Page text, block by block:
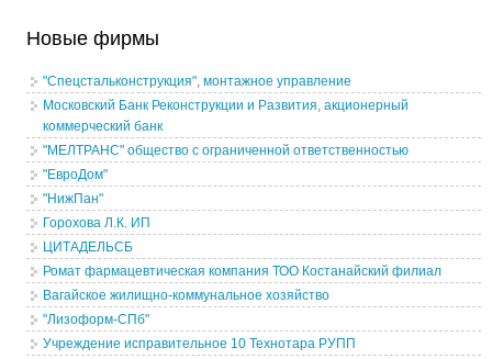
Новые фирмы
"Спецстальконструкция", монтажное управление
Московский Банк Реконструкции и Развития, акционерный
коммерческий банк
"МЕЛТРАНС" общество с ограниченной ответственностью
"ЕвроДом"
"НижПан"
Горохова Л.К. ИП
ЦИТАДЕЛЬСБ
Ромат фармацевтическая компания ТОО Костанайский филиал
Вагайское жилищно-коммунальное хозяйство
"Лизоформ-СПб"
Учреждение исправительное 10 Технотара РУПП